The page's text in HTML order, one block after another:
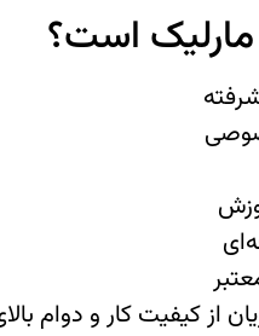
مارلیک است؟
از کیفیت کار و دوام